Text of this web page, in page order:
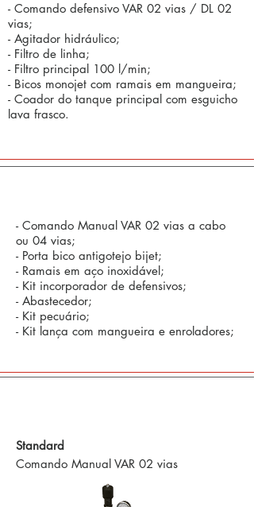
- Comando defensivo VAR 02 vias / DL 02
vias;
- Agitador hidráulico;
- Filtro de linha;
- Filtro principal 100 l/min;
- Bicos monojet com ramais em mangueira;
- Coador do tanque principal com esguicho
lava frasco.
- Comando Manual VAR 02 vias a cabo
ou 04 vias;
- Porta bico antigotejo bijet;
- Ramais em aço inoxidável;
- Kit incorporador de defensivos;
- Abastecedor;
- Kit pecuário;
- Kit lança com mangueira e enroladores;
Standard
Comando Manual VAR 02 vias